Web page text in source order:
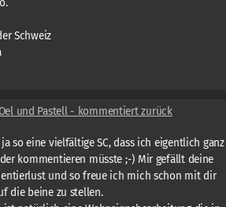
Schweiz
und Pastell - kommentiert zurück
so eine vielfältige SC, dass ich eigentlich ganz
kommentieren müsste ;-) Mir gefällt deine
und so freue ich mich schon mit dir
die beine zu stellen.